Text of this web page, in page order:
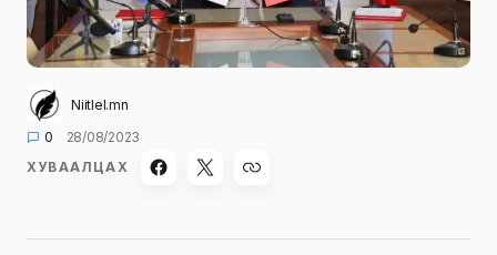
Niitlel.mn
0
28/08/2023
ХУВААЛЦАХ